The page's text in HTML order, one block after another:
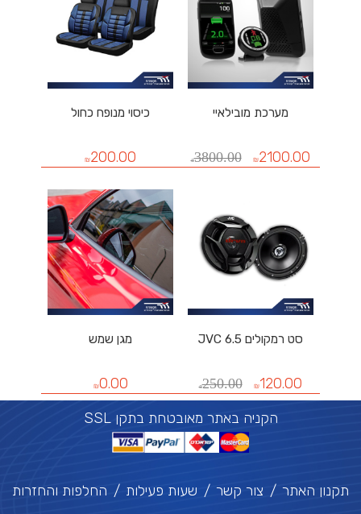
מערכת מובילאיי
₪2100.00
₪3800.00
כיסוי מנופח כחול
₪200.00
סט רמקולים JVC 6.5
₪120.00
₪250.00
מגן שמש
₪0.00
SSL הקניה באתר מאובטחת בתקן
תקנון האתר צור קשר שעות פעילות החלפות והחזרות